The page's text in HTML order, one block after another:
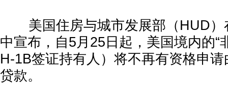
美国住房与城市发展部（HUD）
中宣布，自5月25日起，美国境内的“
H-1B签证持有人）将不再有资格申
贷款。